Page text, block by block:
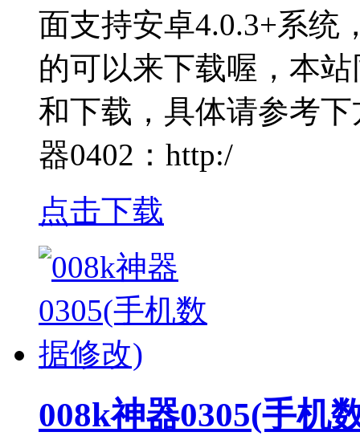
面支持安卓4.0.3+系统
的可以来下载喔，本
和下载，具体请参考
器0402：http:/
点击下载
008k神器0305(手机